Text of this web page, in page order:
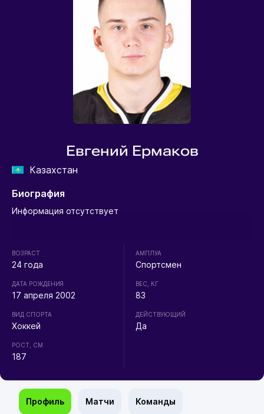
Евгений Ермаков
Казахстан
Биография
Информация отсутствует
ВОЗРАСТ
24 года
ДАТА РОЖДЕНИЯ
17 апреля 2002
ВИД СПОРТА
Хоккей
РОСТ, СМ
187
АМПЛУА
Спортсмен
ВЕС, КГ
83
ДЕЙСТВУЮЩИЙ
Да
Профиль Матчи Команды